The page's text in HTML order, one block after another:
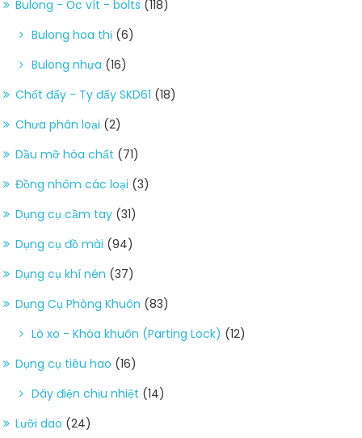
Bulong - Ốc vít - bolts (118)
Bulong hoa thị (6)
Bulong nhựa (16)
Chốt đẩy - Ty đẩy SKD61 (18)
Chưa phân loại (2)
Dầu mỡ hóa chất (71)
Đồng nhôm các loại (3)
Dụng cụ cầm tay (31)
Dụng cụ đồ mài (94)
Dụng cụ khí nén (37)
Dụng Cụ Phòng Khuôn (83)
Lò xo - Khóa khuôn (Parting Lock) (12)
Dụng cụ tiêu hao (16)
Dây điện chịu nhiệt (14)
Lưỡi dao (24)